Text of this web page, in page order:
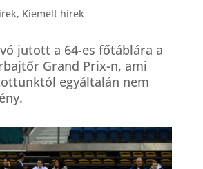
, Kiemelt hírek
jutott a 64-es főtáblára a
Grand Prix-n, ami
egyáltalán nem